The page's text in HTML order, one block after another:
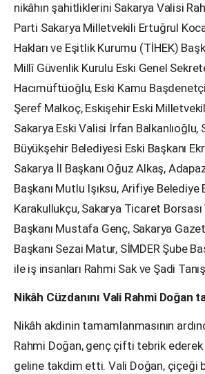
nikâhın şahitliklerini Sakarya Valisi
Parti Sakarya Milletvekili Ertuğrul
Hakları ve Eşitlik Kurumu (TİHEK)
Millî Güvenlik Kurulu Eski Genel
Hacımüftüoğlu, Eski Kamu
Şeref Malkoç, Eskişehir Eski
Sakarya Eski Valisi İrfan Balkanlıoğlu,
Büyükşehir Belediyesi Eski Başkanı
Sakarya İl Başkanı Oğuz Alkaş,
Başkanı Mutlu Işıksu, Arifiye Belediye
Karakullukçu, Sakarya Ticaret
Başkanı Mustafa Genç, Sakarya
Başkanı Sezai Matur, SİMDER Şube
ile iş insanları Rahmi Sak ve Şadi
Nikâh Cüzdanını Vali Rahmi Doğan
Nikâh akdinin tamamlanmasının
Rahmi Doğan, genç çifti tebrik ederek
geline takdim etti. Vali Doğan, çiçeği